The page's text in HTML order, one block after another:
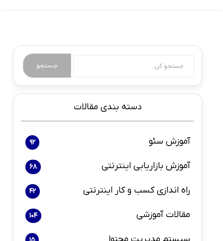
جستجو
دسته بندی مقالات
آموزش سئو 92
آموزش بازاریابی اینترنتی 68
راه اندازی کسب و کار اینترنتی 42
مقالات آموزشی 104